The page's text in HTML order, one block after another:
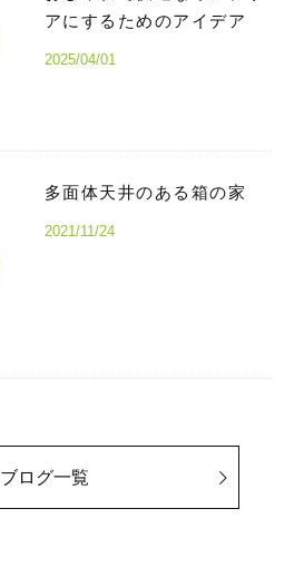
アにするためのアイデア
2025/04/01
多面体天井のある箱の家
2021/11/24
ブログ一覧